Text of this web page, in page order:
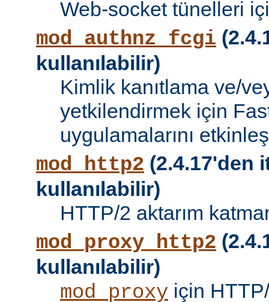
Web-socket tünelleri
mod_authnz_fcgi
kullanılabilir)
Kimlik kanıtlama ve/
yetkilendirmek için
uygulamalarını
mod_http2 (2.4.17'den
kullanılabilir)
HTTP/2 aktarım
mod_proxy_http2
kullanılabilir)
mod_proxy için